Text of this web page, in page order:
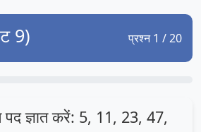
9) प्रश्न 1 / 20
ज्ञात करें: 5, 11, 23, 47,